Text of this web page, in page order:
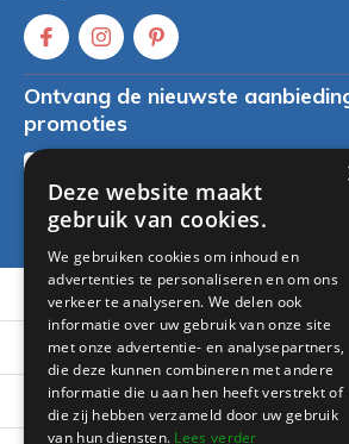
Ontvang de nieuwste
promoties
* Lees hier de wettelijke beperkingen
Klantenservice
Mijn account
Categorieën
Deze website maakt
gebruik van cookies.
We gebruiken cookies om inhoud en
advertenties te personaliseren en om ons
verkeer te analyseren. We delen ook
informatie over uw gebruik van onze site
met onze advertentie- en analysepartners,
die deze kunnen combineren met andere
informatie die u aan hen heeft verstrekt of
die zij hebben verzameld door uw gebruik
van hun diensten. Lees verder